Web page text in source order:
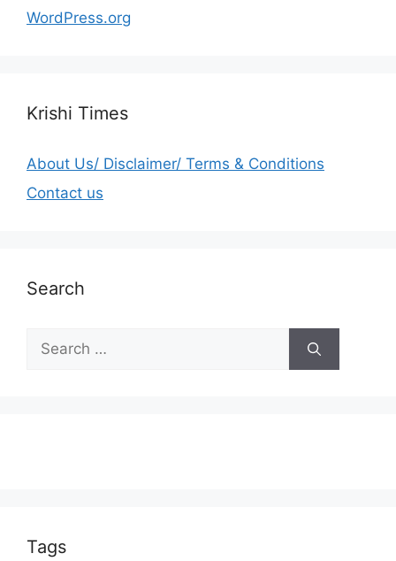
WordPress.org
Krishi Times
About Us/ Disclaimer/ Terms & Conditions
Contact us
Search
Tags